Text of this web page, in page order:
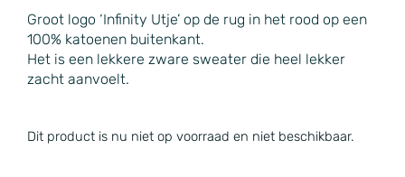
Groot logo ‘Infinity Utje’ op de rug in het rood op een
100% katoenen buitenkant.
Het is een lekkere zware sweater die heel lekker
zacht aanvoelt.
Dit product is nu niet op voorraad en niet beschikbaar.